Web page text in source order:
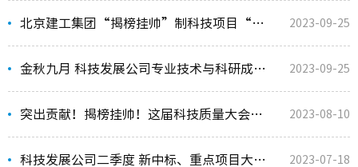
北京建工集团“揭榜挂帅”制科技项目“城市更新背景下在役地铁结构安全评价 2023-09-25
金秋九月 科技发展公司专业技术与科研成果硕果累累！ 2023-09-25
突出贡献！揭榜挂帅！这届科技质量大会科技发展公司满载而归 2023-08-10
科技发展公司二季度 新中标、重点项目大盘点 2023-07-18